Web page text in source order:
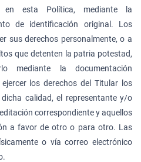
en esta Política, mediante la
de identificación original. Los
sus derechos personalmente, o a
que detenten la patria potestad,
mediante la documentación
los derechos del Titular los
calidad, el representante y/o
correspondiente y aquellos
a favor de otro o para otro. Las
o vía correo electrónico